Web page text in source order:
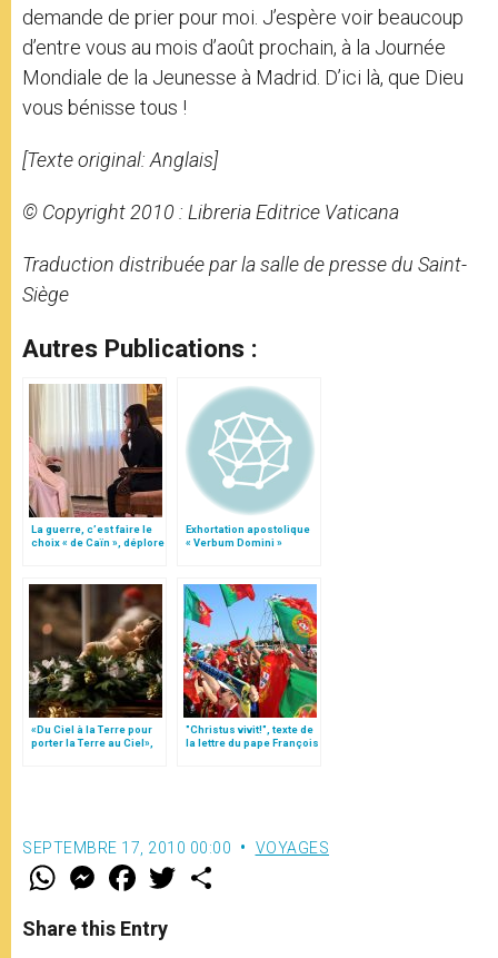
demande de prier pour moi. J’espère voir beaucoup
d’entre vous au mois d’août prochain, à la Journée
Mondiale de la Jeunesse à Madrid. D’ici là, que Dieu
vous bénisse tous !
[Texte original: Anglais]
© Copyright 2010 : Libreria Editrice Vaticana
Traduction distribuée par la salle de presse du Saint-
Siège
Autres Publications :
La guerre, c’est faire le
choix « de Caïn », déplore
Exhortation apostolique
« Verbum Domini »
«Du Ciel à la Terre pour
porter la Terre au Ciel»,
"Christus vivit!", texte de
la lettre du pape François
SEPTEMBRE 17, 2010 00:00 VOYAGES
W
t
s
M
e
s
e
F
a
e
b
w
Share this Entry